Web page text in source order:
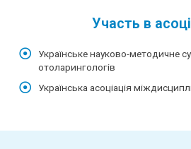
Участь в
Українське науково-методичне
отоларингологів
Українська асоціація